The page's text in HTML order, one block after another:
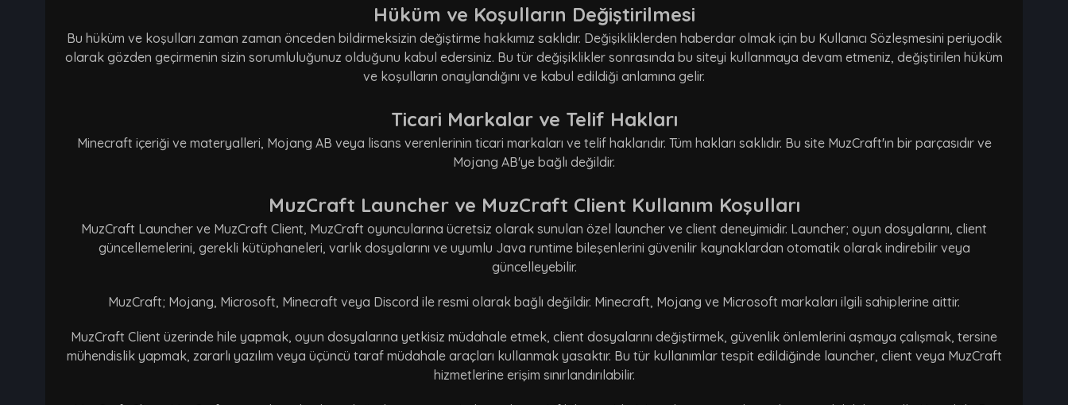
Hüküm ve Koşulların Değiştirilmesi
Bu hüküm ve koşulları zaman zaman önceden bildirmeksizin değiştirme hakkımız saklıdır. Değişikliklerden haberdar olmak için bu Kullanıcı Sözleşmesini periyodik
olarak gözden geçirmenin sizin sorumluluğunuz olduğunu kabul edersiniz. Bu tür değişiklikler sonrasında bu siteyi kullanmaya devam etmeniz, değiştirilen hüküm
ve koşulların onaylandığını ve kabul edildiği anlamına gelir.
Ticari Markalar ve Telif Hakları
Minecraft içeriği ve materyalleri, Mojang AB veya lisans verenlerinin ticari markaları ve telif haklarıdır. Tüm hakları saklıdır. Bu site MuzCraft'ın bir parçasıdır ve
Mojang AB'ye bağlı değildir.
MuzCraft Launcher ve MuzCraft Client Kullanım Koşulları
MuzCraft Launcher ve MuzCraft Client, MuzCraft oyuncularına ücretsiz olarak sunulan özel launcher ve client deneyimidir. Launcher; oyun dosyalarını, client
güncellemelerini, gerekli kütüphaneleri, varlık dosyalarını ve uyumlu Java runtime bileşenlerini güvenilir kaynaklardan otomatik olarak indirebilir veya
güncelleyebilir.
MuzCraft; Mojang, Microsoft, Minecraft veya Discord ile resmi olarak bağlı değildir. Minecraft, Mojang ve Microsoft markaları ilgili sahiplerine aittir.
MuzCraft Client üzerinde hile yapmak, oyun dosyalarına yetkisiz müdahale etmek, client dosyalarını değiştirmek, güvenlik önlemlerini aşmaya çalışmak, tersine
mühendislik yapmak, zararlı yazılım veya üçüncü taraf müdahale araçları kullanmak yasaktır. Bu tür kullanımlar tespit edildiğinde launcher, client veya MuzCraft
hizmetlerine erişim sınırlandırılabilir.